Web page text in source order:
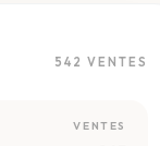
542 VENTES
VENTES